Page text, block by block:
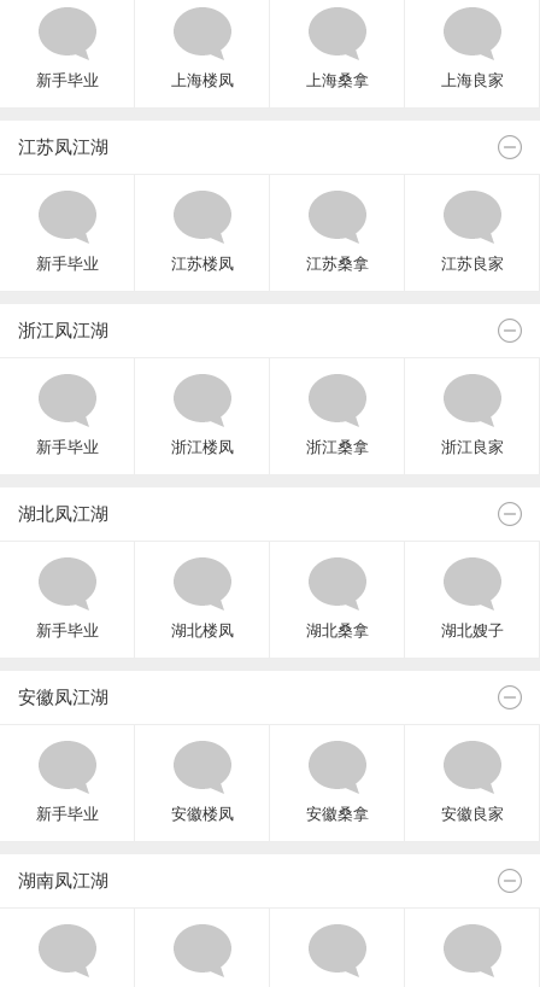
新手毕业 上海楼凤 上海桑拿 上海良家
江苏凤江湖
新手毕业 江苏楼凤 江苏桑拿 江苏良家
浙江凤江湖
新手毕业 浙江楼凤 浙江桑拿 浙江良家
湖北凤江湖
新手毕业 湖北楼凤 湖北桑拿 湖北嫂子
安徽凤江湖
新手毕业 安徽楼凤 安徽桑拿 安徽良家
湖南凤江湖